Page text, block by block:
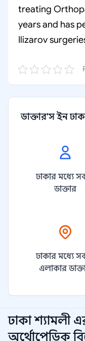
treating
years and has
Ilizarov
ডাক্তার'স ইন
ঢাকার মধ্যে
ডাক্তার
ঢাকার মধ্যে
এলাকার
ঢাকা শ্যামলী
অর্থোপেডিক